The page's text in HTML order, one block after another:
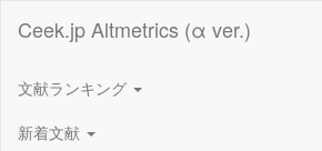
Ceek.jp Altmetrics (α ver.)
文献ランキング
新着文献